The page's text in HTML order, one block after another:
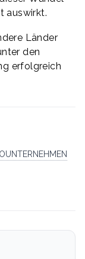
auswirkt.
Länder
den
erfolgreich